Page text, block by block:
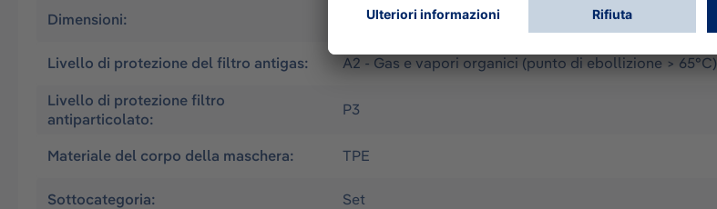
Dimensioni:
Livello di protezione del filtro antigas: A2 - Gas e vapori organici (punto di ebollizione > 65°C)
Livello di protezione filtro
antiparticolato:
P3
Materiale del corpo della maschera: TPE
Sottocategoria: Set